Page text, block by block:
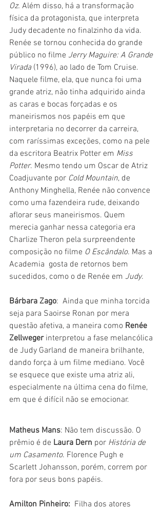
Oz. Além disso, há a transformação
física da protagonista, que interpreta
Judy decadente no finalzinho da vida.
Renée se tornou conhecida do grande
público no filme Jerry Maguire: A Grande
Virada (1996), ao lado de Tom Cruise.
Naquele filme, ela, que nunca foi uma
grande atriz, não tinha adquirido ainda
as caras e bocas forçadas e os
maneirismos nos papéis em que
interpretaria no decorrer da carreira,
com raríssimas exceções, como na pele
da escritora Beatrix Potter em Miss
Potter. Mesmo tendo um Oscar de Atriz
Coadjuvante por Cold Mountain, de
Anthony Minghella, Renée não convence
como uma fazendeira rude, deixando
aflorar seus maneirismos. Quem
merecia ganhar nessa categoria era
Charlize Theron pela surpreendente
composição no filme O Escândalo. Mas a
Academia  gosta de retornos bem
sucedidos, como o de Renée em Judy.
Bárbara Zago:  Ainda que minha torcida
seja para Saoirse Ronan por mera
questão afetiva, a maneira como Renée
Zellweger interpretou a fase melancólica
de Judy Garland de maneira brilhante,
dando força à um filme mediano. Você
se esquece que existe uma atriz ali,
especialmente na última cena do filme,
em que é difícil não se emocionar.
Matheus Mans: Não tem discussão. O
prêmio é de Laura Dern por História de
um Casamento. Florence Pugh e
Scarlett Johansson, porém, correm por
fora por seus bons papéis.
Amilton Pinheiro: Filha dos atores